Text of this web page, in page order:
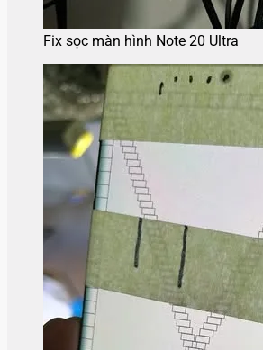
Fix sọc màn hình Note 20 Ultra